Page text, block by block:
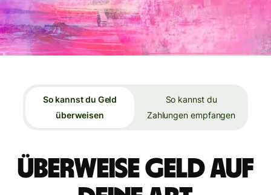
So kannst du Geld
überweisen
So kannst du
Zahlungen empfangen
Überweise Geld auf